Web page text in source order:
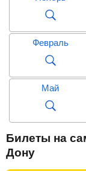
Февраль
Май
Билеты на
Дону